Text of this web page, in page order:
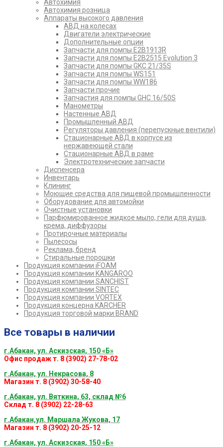
Автохимия
Автохимия розница
Аппараты высокого давления
АВД на колесах
Двигатели электрические
Дополнительные опции
Запчасти для помпы E2B1913R
Запчасти для помпы E2B2515 Evolution 3
Запчасти для помпы GKC 21/35S
Запчасти для помпы WS151
Запчасти для помпы WW186
Запчасти прочие
Запчастия для помпы GHC 16/50S
Манометры
Настенные АВД
Промышленный АВД
Регуляторы давления (перепускные вентили)
Стационарные АВД в корпусе из
нержавеющей стали
Стационарные АВД в раме
Электротехнические запчасти
Диспенсера
Инвентарь
Клининг
Моющие средства для пищевой промышленности
Оборудование для автомойки
Очистные установки
Парфюмированное жидкое мыло, гели для душа,
крема, диффузоры
Протирочные материалы
Пылесосы
Реклама, бренд
Стиральные порошки
Продукция компании iFOAM
Продукция компании KANGAROO
Продукция компании SANCHIST
Продукция компании SINTEC
Продукция компании VORTEX
Продукция концерна KARCHER
Продукция торговой марки BRAND
Все товары в наличии
г.Абакан, ул. Аскизская, 150 «Б»
Офис продаж т. 8 (3902) 27-78-02
г.Абакан, ул. Некрасова, 8
Магазин т. 8 (3902) 30-58-40
г.Абакан, ул. Вяткина, 63, склад №6
Склад т. 8 (3902) 22-28-63
г.Абакан,ул. Маршала Жукова, 17
Магазин т. 8 (3902) 20-25-12
г.Абакан, ул. Аскизская, 150 «Б»